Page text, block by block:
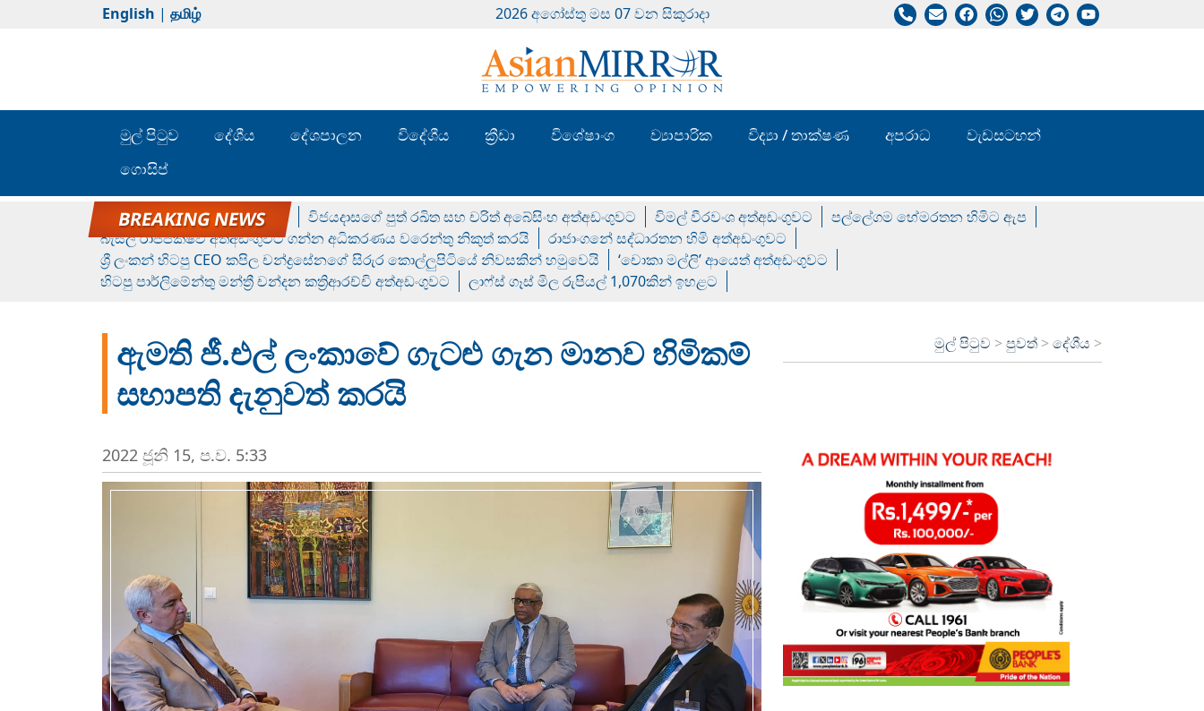
English | தமிழ் 2026 අගෝස්‍තු මස 07 වන සිකුරාදා
මුල් පිටුව දේශීය දේශපාලන විදේශීය ක්‍රීඩා විශේෂාංග ව්‍යාපාරික විද්‍යා / තාක්ෂණ අපරාධ
වැඩසටහන්
ගොසිප්
රන් ගෙනා රුමේෂ්ගේ හෙල්ලය විජයදාසගේ පුත් රඛිත සහ චරිත් අබේසිංහ අත්අඩංගුවට විමල් වීරවංශ අත්අඩංගුවට
පල්ලේගම හේමරතන හිමිට ඇප
බැසිල් රාජපක්ෂව අත්අඩංගුවට ගන්න අධිකරණය වරෙන්තු නිකුත් කරයි
රාජාංගනේ සද්ධාරතන හිමි අත්අඩංගුවට
ශ්‍රී ලංකන් හිටපු CEO කපිල චන්ද්‍රසේනගේ සිරුර කොල්ලුපිටියේ නිවසකින් හමුවෙයි
‘චොකා මල්ලි’ ආයෙත් අත්අඩංගුවට
හිටපු පාර්ලිමේන්තු මන්ත්‍රී චන්දන කත්‍රිආරච්චි අත්අඩංගුවට
ලාෆ්ස් ගෑස් මිල රුපියල් 1,070කින් ඉහළට
ඇමති ජී.එල් ලංකාවේ ගැටළු ගැන මානව හිමිකම්
සභාපති දැනුවත් කරයි
මුල් පිටුව >පුවත් >දේශීය >
2022 ජූනි 15, ප.ව. 5:33